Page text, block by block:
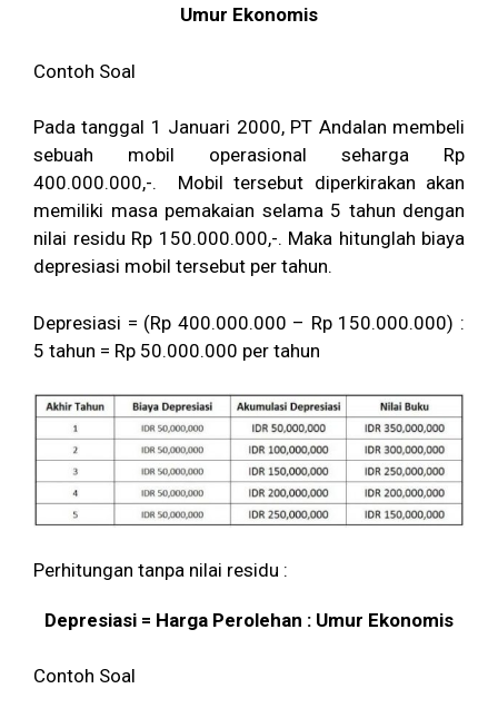
Umur Ekonomis
Contoh Soal
Pada tanggal 1 Januari 2000, PT Andalan membeli
sebuah mobil operasional seharga Rp
400.000.000,-. Mobil tersebut diperkirakan akan
memiliki masa pemakaian selama 5 tahun dengan
nilai residu Rp 150.000.000,-. Maka hitunglah biaya
depresiasi mobil tersebut per tahun.
Depresiasi = (Rp 400.000.000 – Rp 150.000.000) :
5 tahun = Rp 50.000.000 per tahun
Perhitungan tanpa nilai residu :
Depresiasi = Harga Perolehan : Umur Ekonomis
Contoh Soal